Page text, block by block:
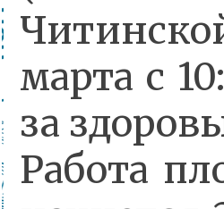
марта с
за
Работа